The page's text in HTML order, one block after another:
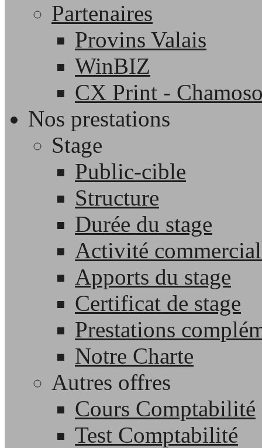
Partenaires
Provins Valais
WinBIZ
CX Print -
Nos prestations
Stage
Public-cible
Structure
Durée du stage
Activité
Apports du stage
Certificat de stage
Prestations
Notre Charte
Autres offres
Cours Comptabilité
Test Comptabilité